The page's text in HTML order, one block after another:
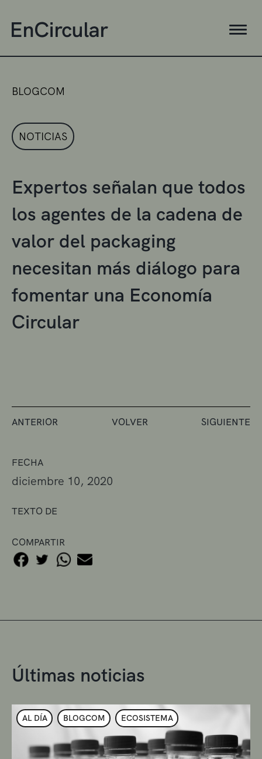
FECHA
diciembre 10, 2020
TEXTO DE
COMPARTIR
BLOGCOM
NOTICIAS
Expertos señalan que todos
los agentes de la cadena de
valor del packaging
necesitan más diálogo para
fomentar una Economía
Circular
ANTERIOR VOLVER SIGUIENTE
Últimas noticias
AL DÍA BLOGCOM ECOSISTEMA